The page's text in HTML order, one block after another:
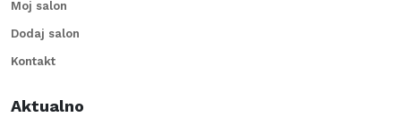
Moj salon
Dodaj salon
Kontakt
Aktualno